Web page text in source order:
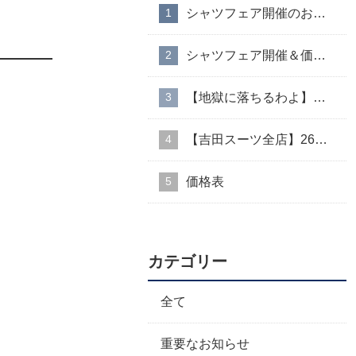
シャツフェア開催のお知らせ
シャツフェア開催＆価格改定のお知らせ
【地獄に落ちるわよ】衣装協力のお知らせ
【吉田スーツ全店】26AW入荷生地速報②
価格表
カテゴリー
全て
重要なお知らせ